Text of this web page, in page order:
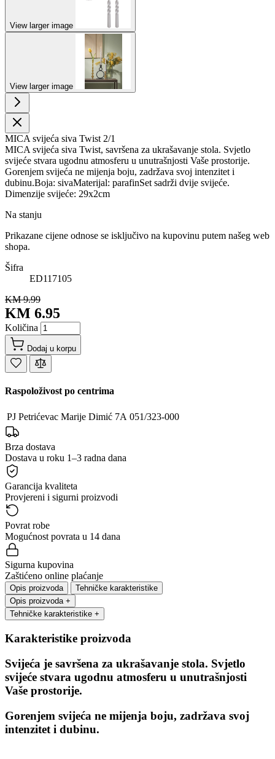
View larger image
View larger image
MICA svijeća siva Twist 2/1
MICA svijeća siva Twist, savršena za ukrašavanje stola. Svjetlo
svijeće stvara ugodnu atmosferu u unutrašnjosti Vaše prostorije.
Gorenjem svijeća ne mijenja boju, zadržava svoj intenzitet i
dubinu.Boja: sivaMaterijal: parafinSet sadrži dvije svijeće.
Dimenzije svijeće: 29x2cm
Na stanju
Prikazane cijene odnose se isključivo na kupovinu putem našeg web
shopa.
Šifra
ED117105
KM 9.99
KM 6.95
Količina
Dodaj u korpu
Raspoloživost po centrima
PJ Petrićevac Marije Dimić 7A 051/323-000
Brza dostava
Dostava u roku 1–3 radna dana
Garancija kvaliteta
Provjereni i sigurni proizvodi
Povrat robe
Mogućnost povrata u 14 dana
Sigurna kupovina
Zaštićeno online plaćanje
Opis proizvoda
Tehničke karakteristike
Opis proizvoda +
Tehničke karakteristike +
Karakteristike proizvoda
Svijeća je savršena za ukrašavanje stola. Svjetlo
svijeće stvara ugodnu atmosferu u unutrašnjosti
Vaše prostorije.
Gorenjem svijeća ne mijenja boju, zadržava svoj
intenzitet i dubinu.